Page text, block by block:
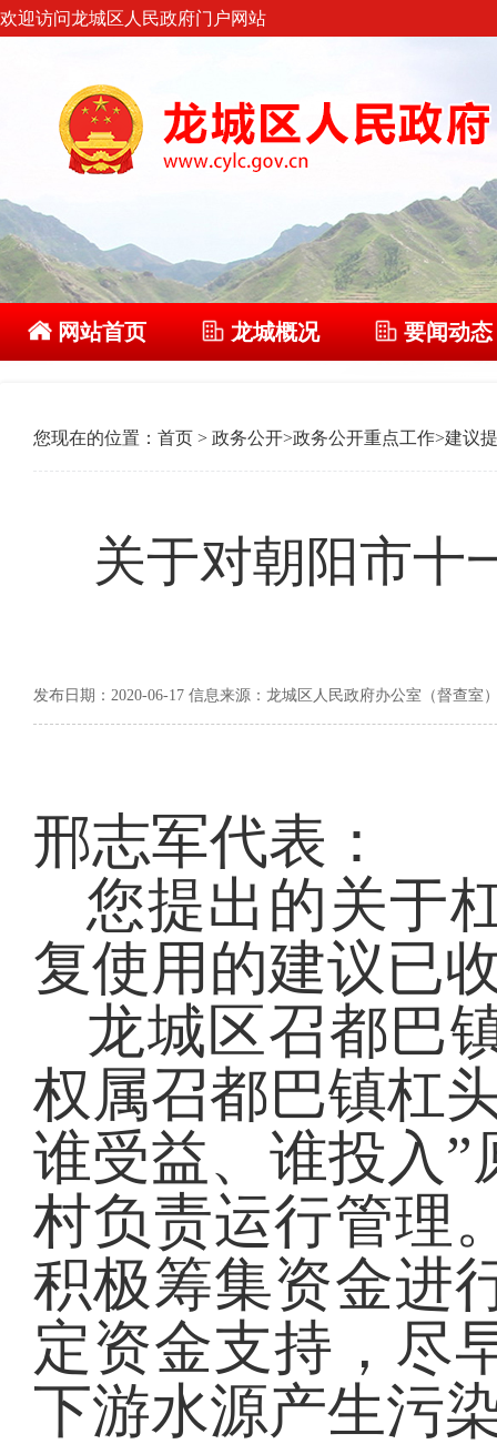
欢迎访问龙城区人民政府门户网站
网站首页 龙城概况 要闻动态
您现在的位置： 首页 > 政务公开>政务公开重点工作>建议
关于对朝阳市十
发布日期：2020-06-17 信息来源：龙城区人民政府办公室（督查室
邢志军代表：
您提出的关于
复使用的建议已
龙城区召都巴
权属召都巴镇杠
谁受益、谁投入
村负责运行管理
积极筹集资金进
定资金支持，尽
下游水源产生污